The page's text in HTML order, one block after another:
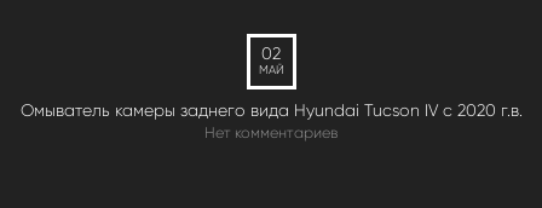
02
МАЙ
Омыватель камеры заднего вида Hyundai Tucson IV c 2020 г.в.
Нет комментариев